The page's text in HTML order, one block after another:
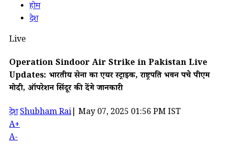
होम
देश
Live
Operation Sindoor Air Strike in Pakistan Live
Updates: भारतीय सेना का एयर स्ट्राइक, राष्ट्रपति भवन पहुंचे पीएम
मोदी, ऑपरेशन सिंदूर की देंगे जानकारी
देशShubham Rai May 07, 2025 01:56 PM IST
A+
A-